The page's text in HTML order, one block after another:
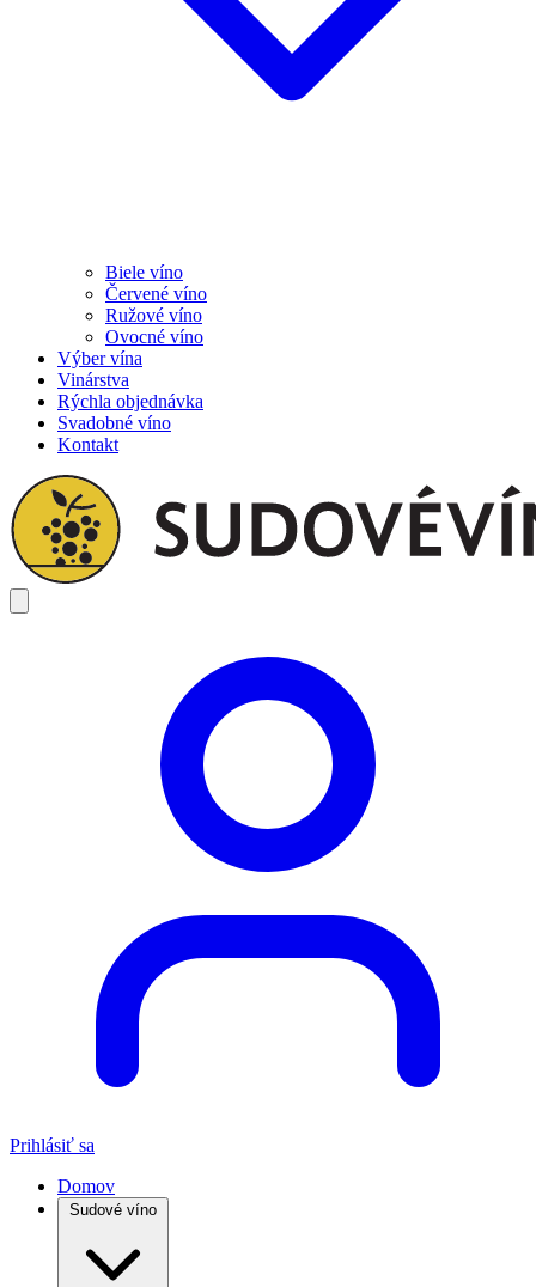
Biele víno
Červené víno
Ružové víno
Ovocné víno
Výber vína
Vinárstva
Rýchla objednávka
Svadobné víno
Kontakt
Prihlásiť sa
Domov
Sudové víno